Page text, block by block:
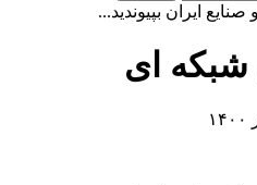
ایران بپیوندید...
شبکه ای